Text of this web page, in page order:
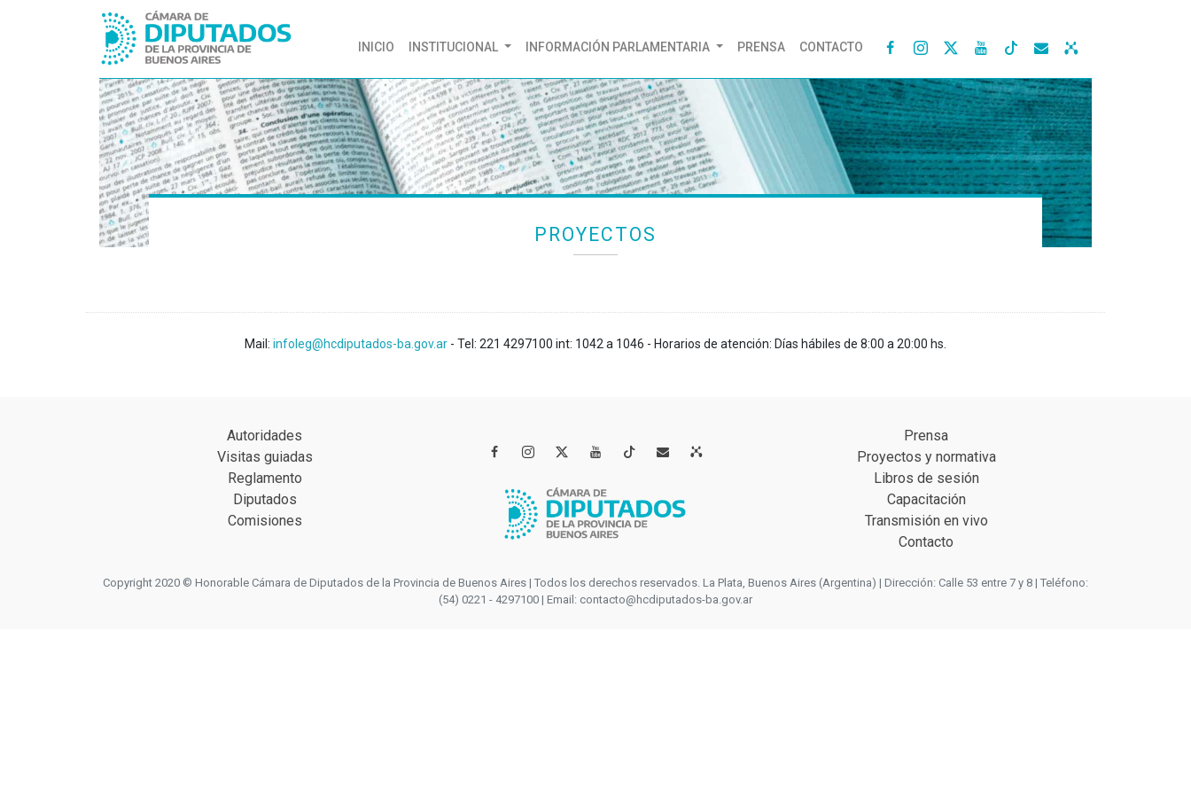
INICIO (CURRENT)
INSTITUCIONAL INFORMACIÓN PARLAMENTARIA PRENSA CONTACTO    
PROYECTOS
Mail: infoleg@hcdiputados-ba.gov.ar - Tel: 221 4297100 int: 1042 a 1046 - Horarios de atención: Días hábiles de 8:00 a 20:00 hs.
Autoridades
Visitas guiadas
Reglamento
Diputados
Comisiones
   
Prensa
Proyectos y normativa
Libros de sesión
Capacitación
Transmisión en vivo
Contacto
Copyright 2020 © Honorable Cámara de Diputados de la Provincia de Buenos Aires | Todos los derechos reservados. La Plata, Buenos Aires (Argentina) | Dirección: Calle 53 entre 7 y 8 | Teléfono:
(54) 0221 - 4297100 | Email: contacto@hcdiputados-ba.gov.ar